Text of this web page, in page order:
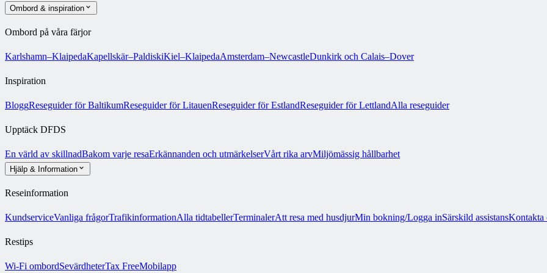
Ombord & inspiration
Ombord på våra färjor
Karlshamn–KlaipedaKapellskär–PaldiskiKiel–KlaipedaAmsterdam–NewcastleDunkirk och Calais–Dover
Inspiration
BloggReseguider för BaltikumReseguider för LitauenReseguider för EstlandReseguider för LettlandAlla reseguider
Upptäck DFDS
En värld av skillnadBakom varje resaErkännanden och utmärkelserVårt rika arvMiljömässig hållbarhet
Hjälp & Information
Reseinformation
KundserviceVanliga frågorTrafikinformationAlla tidtabellerTerminalerAtt resa med husdjurMin bokning/Logga inSärskild assistansKontakta
Restips
Wi-Fi ombordSevärdheterTax FreeMobilapp